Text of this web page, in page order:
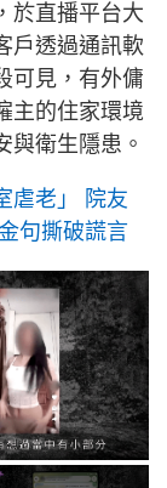
於直播平台大
戶透過通訊軟
可見，有外傭
主的住家環境
與衛生隱患。
虐老」 院友
句撕破謊言